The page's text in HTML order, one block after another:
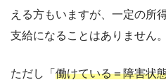
える方もいますが、一定の所
支給になることはありません。
ただし「 働けている＝障害状